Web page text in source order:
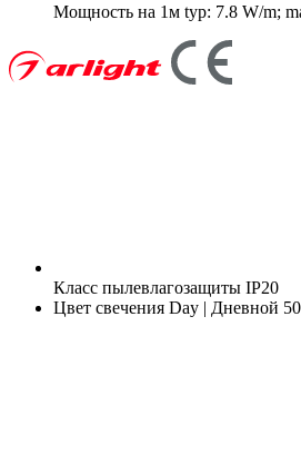
Мощность на 1м typ: 7.8 W/m;
Класс пылевлагозащиты IP20
Цвет свечения Day | Дневной